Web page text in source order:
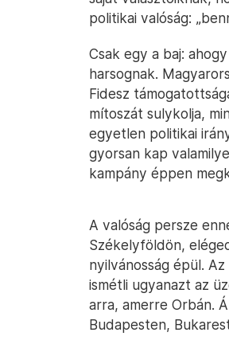
politikai valóság:
Csak egy a baj:
harsognak.
Fidesz
mítoszát sulykolja,
egyetlen politikai
gyorsan kap
kampány éppen
A valóság persze
Székelyföldön,
nyilvánosság épül.
ismétli ugyanazt az
arra, amerre Orbán.
Budapesten,